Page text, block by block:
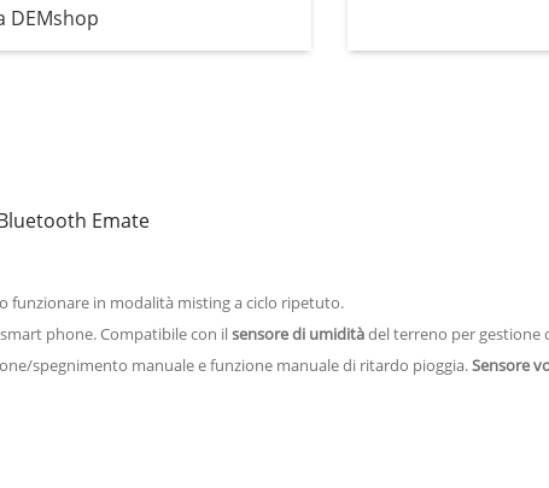
DEMshop
Emate
funzionare in modalità misting a ciclo ripetuto.
phone. Compatibile con ilsensore di umiditàdel terreno per gestione
spegnimento manuale e funzione manuale di ritardo pioggia.Sensore